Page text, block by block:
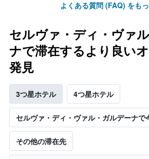
よくある質問 (FAQ) をも
セルヴァ・ディ・ヴァ
ナで滞在するより良い
発見
3つ星ホテル 4つ星ホテル
セルヴァ・ディ・ヴァル・ガルデーナで
その他の滞在先